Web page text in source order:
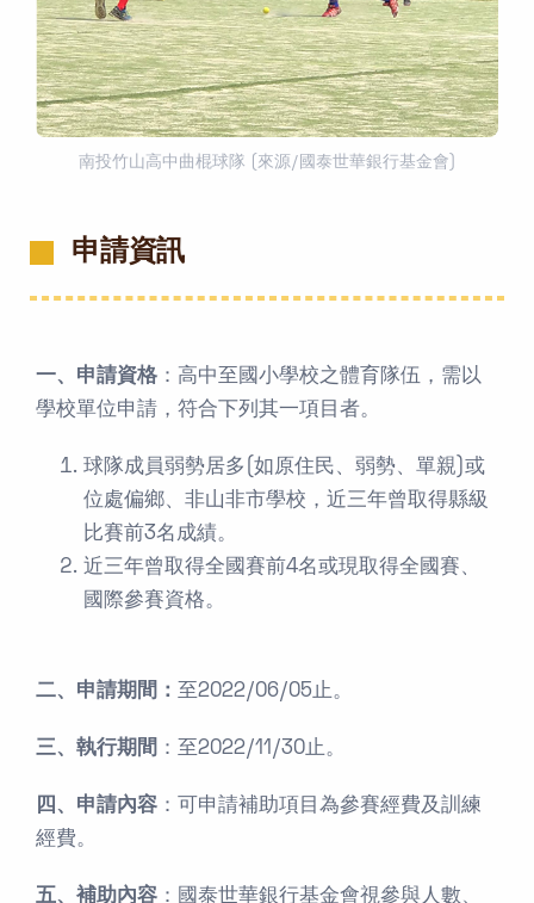
南投竹山高中曲棍球隊 (來源/國泰世華銀行基金會)
申請資訊
一、申請資格 ：高中至國小學校之體育隊伍，需以
學校單位申請，符合下列其一項目者。
球隊成員弱勢居多(如原住民、弱勢、單親)或
位處偏鄉、非山非市學校，近三年曾取得縣級
比賽前3名成績。
近三年曾取得全國賽前4名或現取得全國賽、
國際參賽資格。
二、申請期間： 至2022/06/05止。
三、執行期間 ：至2022/11/30止。
四、申請內容 ：可申請補助項目為參賽經費及訓練
經費。
五、補助內容 ：國泰世華銀行基金會視參與人數、